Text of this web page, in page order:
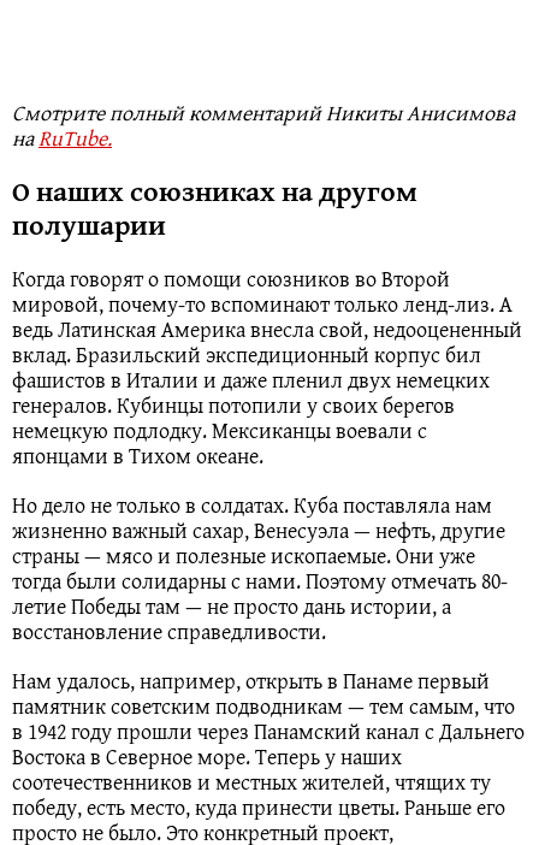
Смотрите полный комментарий Никиты Анисимова
наRuTube.
О наших союзниках на другом
полушарии
Когда говорят о помощи союзников во Второй
мировой, почему-то вспоминают только ленд-лиз. А
ведь Латинская Америка внесла свой, недооцененный
вклад. Бразильский экспедиционный корпус бил
фашистов в Италии и даже пленил двух немецких
генералов. Кубинцы потопили у своих берегов
немецкую подлодку. Мексиканцы воевали с
японцами в Тихом океане.
Но дело не только в солдатах. Куба поставляла нам
жизненно важный сахар, Венесуэла — нефть, другие
страны — мясо и полезные ископаемые. Они уже
тогда были солидарны с нами. Поэтому отмечать 80-
летие Победы там — не просто дань истории, а
восстановление справедливости.
Нам удалось, например, открыть в Панаме первый
памятник советским подводникам — тем самым, что
в 1942 году прошли через Панамский канал с Дальнего
Востока в Северное море. Теперь у наших
соотечественников и местных жителей, чтящих ту
победу, есть место, куда принести цветы. Раньше его
просто не было. Это конкретный проект,